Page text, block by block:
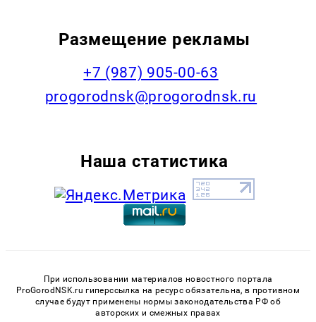
Размещение рекламы
+7 (987) 905-00-63
progorodnsk@progorodnsk.ru
Наша статистика
При использовании материалов новостного портала
ProGorodNSK.ru гиперссылка на ресурс обязательна, в противном
случае будут применены нормы законодательства РФ об
авторских и смежных правах